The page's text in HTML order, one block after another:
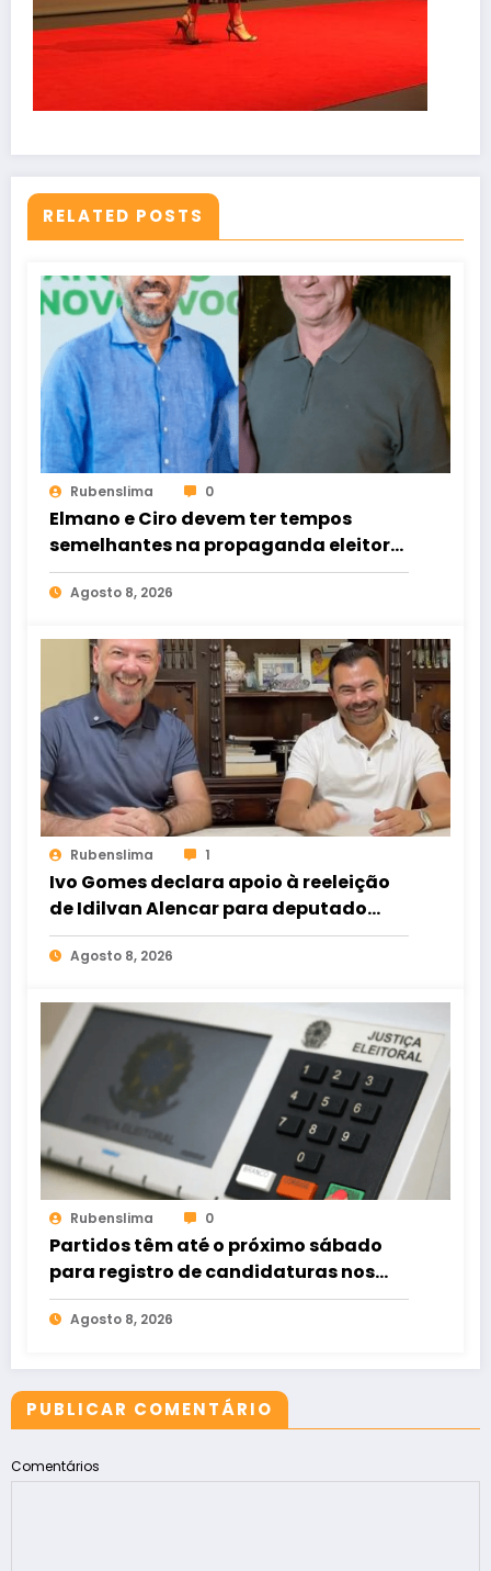
RELATED POSTS
Rubenslima 0
Elmano e Ciro devem ter tempos
semelhantes na propaganda eleitoral
de rádio e TV
Agosto 8, 2026
Rubenslima 1
Ivo Gomes declara apoio à reeleição
de Idilvan Alencar para deputado
federal
Agosto 8, 2026
Rubenslima 0
Partidos têm até o próximo sábado
para registro de candidaturas nos
tribunais
Agosto 8, 2026
PUBLICAR COMENTÁRIO
Comentários